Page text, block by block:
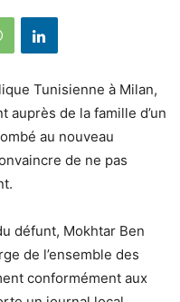
Tunisienne à Milan,
auprès de la famille d’un
au nouveau
de ne pas
défunt, Mokhtar Ben
de l’ensemble des
conformément aux